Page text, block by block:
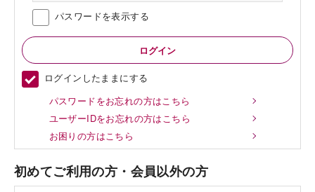
パスワードを表示する
ログインしたままにする
パスワードをお忘れの方はこちら
ユーザーIDをお忘れの方はこちら
お困りの方はこちら
初めてご利用の方・会員以外の方